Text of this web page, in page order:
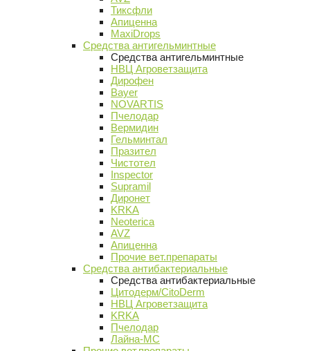
Тиксфли
Апиценна
MaxiDrops
Средства антигельминтные
Средства антигельминтные
НВЦ Агроветзащита
Дирофен
Bayer
NOVARTIS
Пчелодар
Вермидин
Гельминтал
Празител
Чистотел
Inspector
Supramil
Диронет
KRKA
Neoterica
AVZ
Апиценна
Прочие вет.препараты
Средства антибактериальные
Средства антибактериальные
Цитодерм/CitoDerm
НВЦ Агроветзащита
KRKA
Пчелодар
Лайна-МС